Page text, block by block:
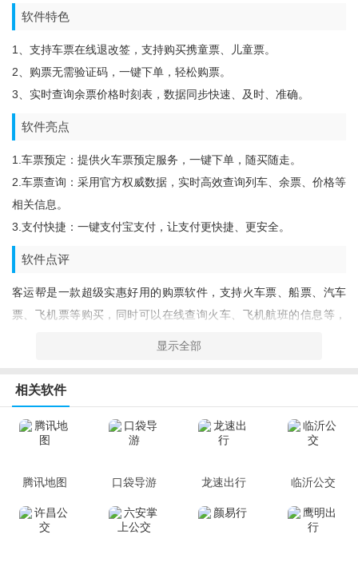
软件特色
1、支持车票在线退改签，支持购买携童票、儿童票。
2、购票无需验证码，一键下单，轻松购票。
3、实时查询余票价格时刻表，数据同步快速、及时、准确。
软件亮点
1.车票预定：提供火车票预定服务，一键下单，随买随走。
2.车票查询：采用官方权威数据，实时高效查询列车、余票、价格等
相关信息。
3.支付快捷：一键支付宝支付，让支付更快捷、更安全。
软件点评
客运帮是一款超级实惠好用的购票软件，支持火车票、船票、汽车
票、飞机票等购买，同时可以在线查询火车、飞机航班的信息等，
显示全部
相关软件
腾讯地图 口袋导游 龙速出行 临沂公交